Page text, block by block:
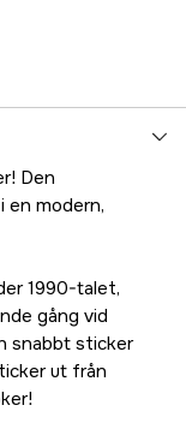
Tillfälligt slut
Tillfälligt slut
Den
en modern,
1990-talet,
gång vid
snabbt sticker
ut från